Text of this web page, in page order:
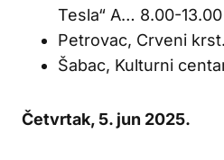
Tesla“ A… 8.00-13.00
Petrovac, Crveni
Šabac, Kulturni
Četvrtak, 5. jun 2025.